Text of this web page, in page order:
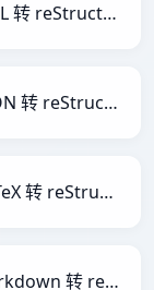
SQL 转 reStructuredText
JSON 转 reStructuredText
LaTeX 转 reStructuredText
Markdown 转 reStructuredText